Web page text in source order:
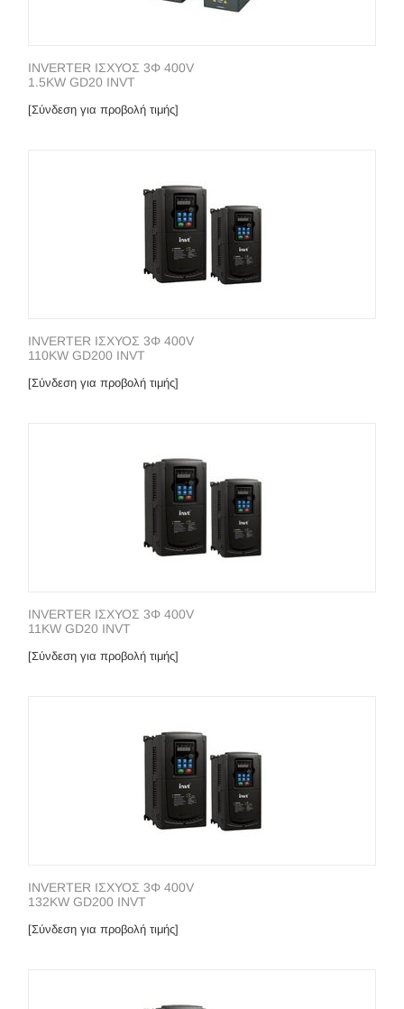
INVERTER ΙΣΧΥΟΣ 3Φ 400V
1.5KW GD20 INVT
[Σύνδεση για προβολή τιμής]
INVERTER ΙΣΧΥΟΣ 3Φ 400V
110KW GD200 INVT
[Σύνδεση για προβολή τιμής]
INVERTER ΙΣΧΥΟΣ 3Φ 400V
11KW GD20 INVT
[Σύνδεση για προβολή τιμής]
INVERTER ΙΣΧΥΟΣ 3Φ 400V
132KW GD200 INVT
[Σύνδεση για προβολή τιμής]